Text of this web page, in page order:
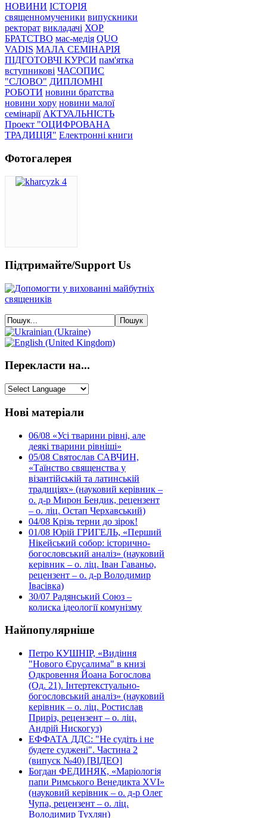
НОВИНИ ІСТОРІЯ
священномученики випускники
ректорат викладачі ХОР
БРАТСТВО мас-медія QUO
VADIS МАЛА СЕМІНАРІЯ
ПІДГОТОВЧІ КУРСИ пам'ятка
вступникові ЧАСОПИС
"СЛОВО" ДИПЛОМНІ
РОБОТИ новини братства
новини хору новини малої
семінарії АКТУАЛЬНІСТЬ
Проект "ОЦИФРОВАНА
ТРАДИЦІЯ" Електронні книги
Фотогалерея
Підтримайте/Support Us
Перекласти на...
Нові матеріали
06/08 «Усі тварини рівні, але
деякі тварини рівніші»
05/08 Святослав САВЧИН,
«Таїнство священства у
візантійській та латинській
традиціях» (науковий керівник –
о. д-р Мирон Бендик, рецензент
– о. ліц. Остап Черхавський)
04/08 Крізь терни до зірок!
01/08 Юрій ГРИГЕЛЬ, «Перший
Нікейський собор: історично-
богословський аналіз» (науковий
керівник – о. ліц. Іван Гаваньо,
рецензент – о. д-р Володимир
Івасівка)
30/07 Радянський Союз –
колиска ідеології комунізму
Найпопулярніше
Петро КУШНІР, «Видіння
"Нового Єрусалима" в книзі
Одкровення Йоана Богослова
(Од. 21). Інтертекстуально-
богословський аналіз» (науковий
керівник – о. ліц. Ростислав
Приріз, рецензент – о. ліц.
Андрій Нискогуз)
ЕФФАТА ДДС: "Не судіть і не
будете суджені". Частина 2
(випуск №40) [ВІДЕО]
Богдан ФЕДИНЯК, «Маріологія
папи Римського Венедикта XVI»
(науковий керівник – о. д-р Олег
Чупа, рецензент – о. ліц.
Володимир Тухлян)